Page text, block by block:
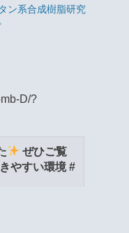
ン系合成樹脂研究
D/?
ぜひご覧
やすい環境 #